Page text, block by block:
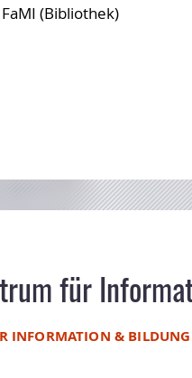
(Bibliothek)
für
INFORMATION &